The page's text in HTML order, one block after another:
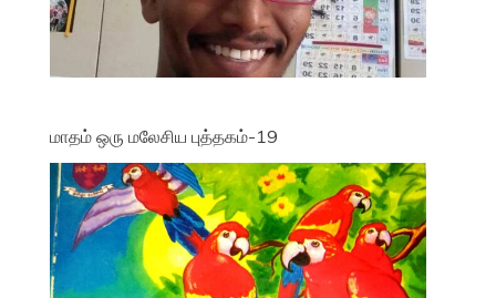
மாதம் ஒரு மலேசிய புத்தகம்-19